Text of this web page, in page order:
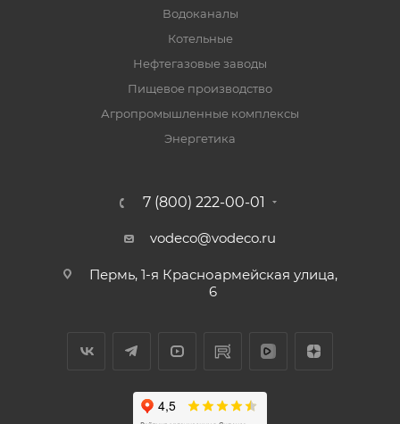
Водоканалы
Котельные
Нефтегазовые заводы
Пищевое производство
Агропромышленные комплексы
Энергетика
7 (800) 222-00-01
vodeco@vodeco.ru
Пермь, 1-я Красноармейская улица,
6